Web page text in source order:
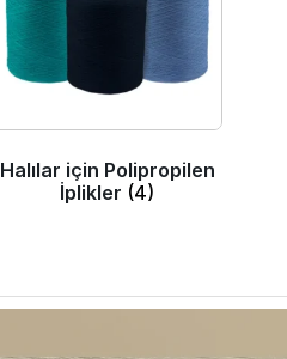
Halılar için Polipropilen
İplikler (4)